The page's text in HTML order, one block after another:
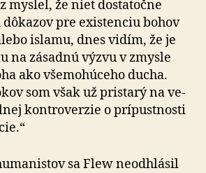
myslel, že niet dostatočne
pre exis­ten­ciu bohov
islamu, dnes vidím, že je
na zá­sadnú výzvu v zmysle
ako vše­mo­hú­ceho ducha.
som však už pristarý na ve­
kontro­verzie o prí­pus­tnosti
sa Flew neodhlásil